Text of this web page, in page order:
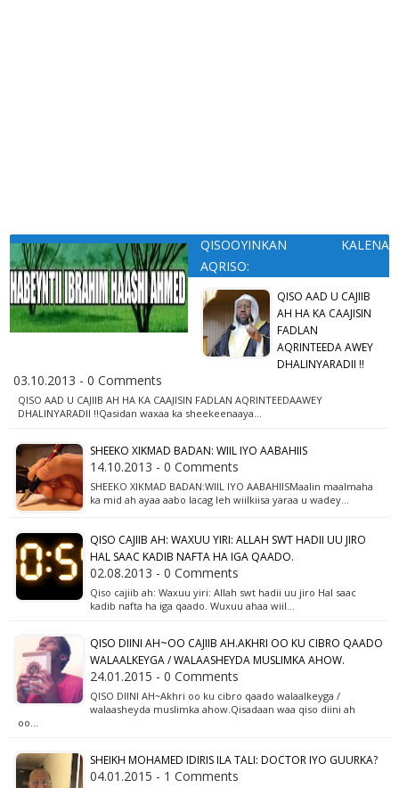
QISOOYINKAN KALENA
AQRISO:
QISO AAD U CAJIIB
AH HA KA CAAJISIN
FADLAN
AQRINTEEDA AWEY
DHALINYARADII !!
03.10.2013 - 0 Comments
QISO AAD U CAJIIB AH HA KA CAAJISIN FADLAN AQRINTEEDAAWEY
DHALINYARADII !!Qasidan waxaa ka sheekeenaaya…
SHEEKO XIKMAD BADAN: WIIL IYO AABAHIIS
14.10.2013 - 0 Comments
SHEEKO XIKMAD BADAN:WIIL IYO AABAHIISMaalin maalmaha
ka mid ah ayaa aabo lacag leh wiilkiisa yaraa u wadey…
QISO CAJIIB AH: WAXUU YIRI: ALLAH SWT HADII UU JIRO
HAL SAAC KADIB NAFTA HA IGA QAADO.
02.08.2013 - 0 Comments
Qiso cajiib ah: Waxuu yiri: Allah swt hadii uu jiro Hal saac
kadib nafta ha iga qaado. Wuxuu ahaa wiil…
QISO DIINI AH~OO CAJIIB AH.AKHRI OO KU CIBRO QAADO
WALAALKEYGA / WALAASHEYDA MUSLIMKA AHOW.
24.01.2015 - 0 Comments
QISO DIINI AH~Akhri oo ku cibro qaado walaalkeyga /
walaasheyda muslimka ahow.Qisadaan waa qiso diini ah
oo…
SHEIKH MOHAMED IDIRIS ILA TALI: DOCTOR IYO GUURKA?
04.01.2015 - 1 Comments